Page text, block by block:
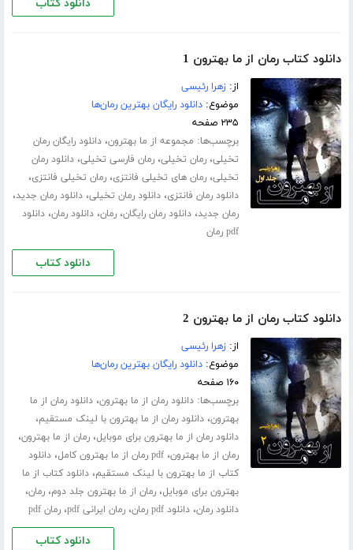
دانلود کتاب
دانلود کتاب رمان از ما بهترون 1
از:زهرا رئیسی
موضوع:دانلود رایگان بهترین رمان‌ها
۲۳۵ صفحه
برچسب‌ها: مجموعه از ما بهترون،دانلود رایگان رمان
تخیلی،رمان تخیلی،رمان فارسی تخیلی،دانلود رمان
تخیلی،رمان های تخیلی فانتزی،رمان تخیلی فانتزی،
دانلود رمان فانتزی،دانلود رمان تخیلی،دانلود رمان جدید،
رمان جدید،دانلود رمان رایگان،رمان،دانلود رمان،دانلود
pdf رمان
دانلود کتاب
دانلود کتاب رمان از ما بهترون 2
از:زهرا رئیسی
موضوع:دانلود رایگان بهترین رمان‌ها
۱۶۰ صفحه
برچسب‌ها:دانلود رمان از ما بهترون،دانلود رمان از ما
بهترون،دانلود رمان از ما بهترون با لینک مستقیم،
دانلود رمان از ما بهترون برای موبایل،رمان از ما بهترون،
رمان از ما بهترون،pdf رمان از ما بهترون کامل ،دانلود
کتاب از ما بهترون با لینک مستقیم،دانلود کتاب از ما
بهترون برای موبایل،رمان از ما بهترون جلد دوم،رمان،
دانلود رمان،دانلود pdf رمان ،رمان ایرانی pdf ،رمان pdf
دانلود کتاب